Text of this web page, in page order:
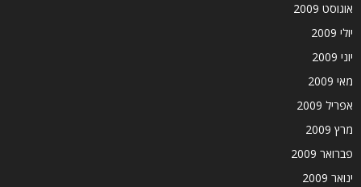
אוגוסט 2009
יולי 2009
יוני 2009
מאי 2009
אפריל 2009
מרץ 2009
פברואר 2009
ינואר 2009